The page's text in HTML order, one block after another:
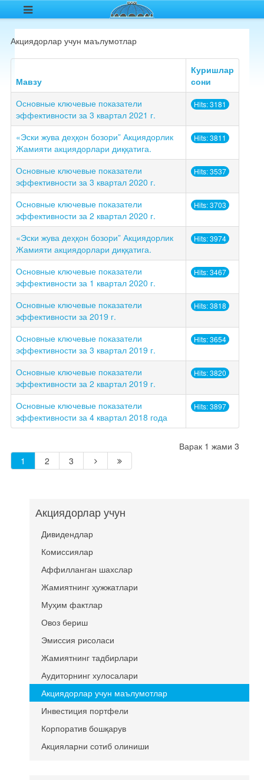
Акциядорлар учун маълумотлар
Мавзу
Куришлар
сони
Основные ключевые показатели
эффективности за 3 квартал 2021 г.
Hits: 3181
«Эски жува деҳқон бозори” Акциядорлик
Жамияти акциядорлари диққатига.
Hits: 3811
Основные ключевые показатели
эффективности за 3 квартал 2020 г.
Hits: 3537
Основные ключевые показатели
эффективности за 2 квартал 2020 г.
Hits: 3703
«Эски жува деҳқон бозори” Акциядорлик
Жамияти акциядорлари диққатига.
Hits: 3974
Основные ключевые показатели
эффективности за 1 квартал 2020 г.
Hits: 3467
Основные ключевые показатели
эффективности за 2019 г.
Hits: 3818
Основные ключевые показатели
эффективности за 3 квартал 2019 г.
Hits: 3654
Основные ключевые показатели
эффективности за 2 квартал 2019 г.
Hits: 3820
Основные ключевые показатели
эффективности за 4 квартал 2018 года
Hits: 3897
Варак 1 жами 3
1
2 3
Акциядорлар учун
Дивидендлар
Комиссиялар
Аффилланган шахслар
Жамиятнинг ҳужжатлари
Муҳим фактлар
Овоз бериш
Эмиссия рисоласи
Жамиятнинг тадбирлари
Аудиторнинг хулосалари
Акциядорлар учун маълумотлар
Инвестиция портфели
Корпоратив бошқарув
Акцияларни сотиб олиниши